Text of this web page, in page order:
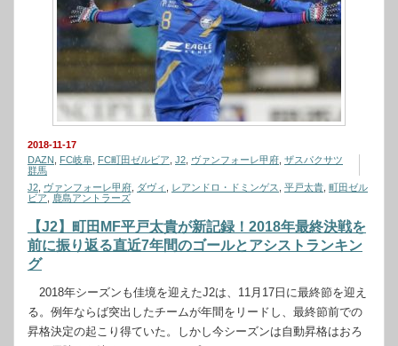
2018-11-17
DAZN
FC岐阜 FC町田ゼルビア J2 ヴァンフォーレ甲府 ザスパクサツ
群馬
J2 ヴァンフォーレ甲府 ダヴィ レアンドロ・ドミンゲス 平戸太貴 町田ゼル
ビア
鹿島アントラーズ
【J2】町田MF平戸太貴が新記録！2018年最終決戦を
前に振り返る直近7年間のゴールとアシストランキン
グ
2018年シーズンも佳境を迎えたJ2は、11月17日に最終節を迎え
る。例年ならば突出したチームが年間をリードし、最終節前での
昇格決定の起こり得ていた。しかし今シーズンは自動昇格はおろ